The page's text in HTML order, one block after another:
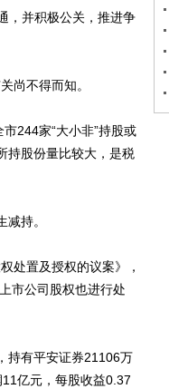
，并积极公关，推进争
尚不得而知。
244家“大小非”持股或
持股份量比较大，是税
持。
处置及授权的议案》，
市公司股权也进行处
持有平安证券21106万
亿元，每股收益0.37